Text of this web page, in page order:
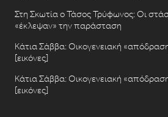
Στη Σκωτία ο Τάσος Τρύφωνος: Οι
«έκλεψαν» την παράσταση
Κάτια Σάββα: Οικογενειακή
[εικόνες]
Κάτια Σάββα: Οικογενειακή
[εικόνες]